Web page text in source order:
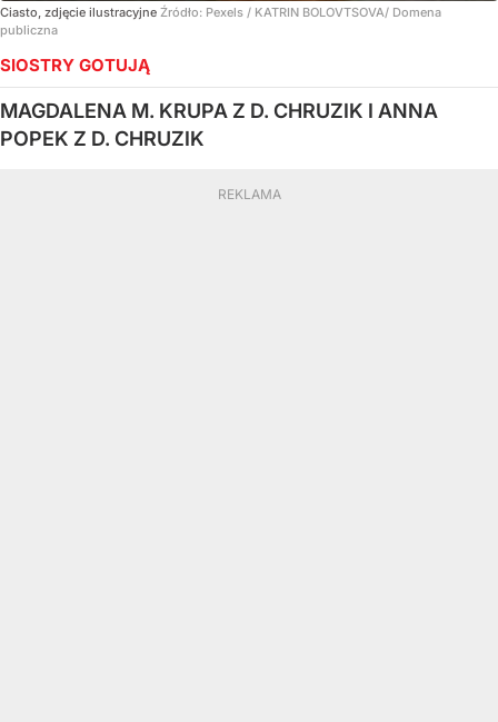
Ciasto, zdjęcie ilustracyjne Źródło: Pexels / KATRIN BOLOVTSOVA/ Domena
publiczna
SIOSTRY GOTUJĄ
MAGDALENA M. KRUPA Z D. CHRUZIK I ANNA
POPEK Z D. CHRUZIK